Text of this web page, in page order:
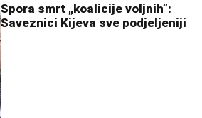
Spora smrt „koalicije voljnih”:
Saveznici Kijeva sve podjeljeniji